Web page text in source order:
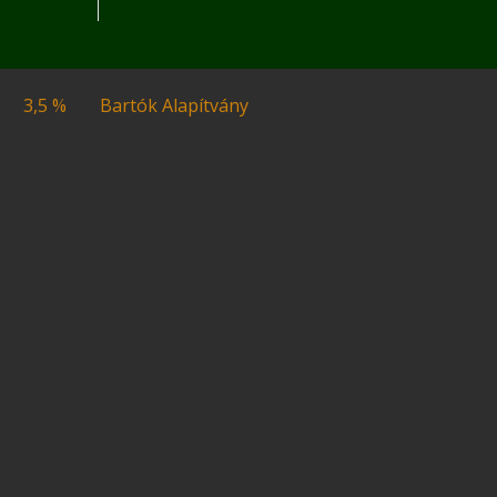
3,5 % Bartók Alapítvány